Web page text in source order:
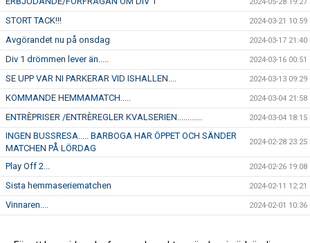
2024-05-28 19:27
STORT TACK!!! 2024-03-21 10:59
Avgörandet nu på onsdag 2024-03-17 21:40
Div 1 drömmen lever än..... 2024-03-16 00:51
SE UPP VAR NI PARKERAR VID ISHALLEN.... 2024-03-13 09:29
KOMMANDE HEMMAMATCH..... 2024-03-04 21:58
ENTRÈPRISER /ENTRÈREGLER KVALSERIEN............ 2024-03-04 18:15
INGEN BUSSRESA..... BARBOGA HAR ÖPPET OCH SÄNDER
MATCHEN PÅ LÖRDAG
2024-02-28 23:25
Play Off 2... 2024-02-26 19:08
Sista hemmaseriematchen 2024-02-11 12:21
Vinnaren.... 2024-02-01 10:36